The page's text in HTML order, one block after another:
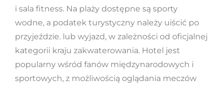
i sala fitness. Na plaży dostępne są sporty
wodne, a podatek turystyczny należy uiścić po
przyjeździe. lub wyjazd, w zależności od oficjalnej
kategorii kraju zakwaterowania. Hotel jest
popularny wśród fanów międzynarodowych i
sportowych, z możliwością oglądania meczów